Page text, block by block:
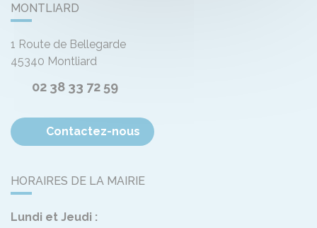
MONTLIARD
1 Route de Bellegarde
45340 Montliard
02 38 33 72 59
Contactez-nous
HORAIRES DE LA MAIRIE
Lundi et Jeudi :